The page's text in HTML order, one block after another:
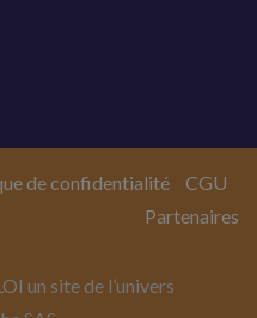
un site de l’univers
de confidentialité
CGU
Partenaires